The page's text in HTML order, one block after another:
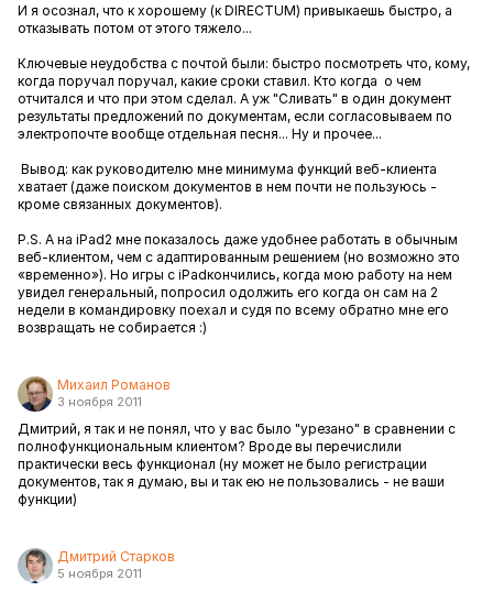
И я осознал, что к хорошему (к DIRECTUM) привыкаешь быстро, а
отказывать потом от этого тяжело...
Ключевые неудобства с почтой были: быстро посмотреть что, кому,
когда поручал поручал, какие сроки ставил. Кто когда о чем
отчитался и что при этом сделал. А уж "Сливать" в один документ
результаты предложений по документам, если согласовываем по
электропочте вообще отдельная песня... Ну и прочее...
Вывод: как руководителю мне минимума функций веб-клиента
хватает (даже поиском документов в нем почти не пользуюсь -
кроме связанных документов).
P.S. А на iPad2 мне показалось даже удобнее работать в обычным
веб-клиентом, чем с адаптированным решением (но возможно это
«временно»). Но игры с iPadкончились, когда мою работу на нем
увидел генеральный, попросил одолжить его когда он сам на 2
недели в командировку поехал и судя по всему обратно мне его
возвращать не собирается :)
Михаил Романов
3 ноября 2011
Дмитрий, я так и не понял, что у вас было "урезано" в сравнении с
полнофункциональным клиентом? Вроде вы перечислили
практически весь функционал (ну может не было регистрации
документов, так я думаю, вы и так ею не пользовались - не ваши
функции)
Дмитрий Старков
5 ноября 2011